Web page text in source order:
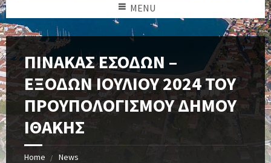
MENU
ΠΙΝΑΚΑΣ ΕΣΟΔΩΝ –
ΕΞΟΔΩΝ ΙΟΥΛΙΟΥ 2024 ΤΟΥ
ΠΡΟΥΠΟΛΟΓΙΣΜΟΥ ΔΗΜΟΥ
ΙΘΑΚΗΣ
Home News